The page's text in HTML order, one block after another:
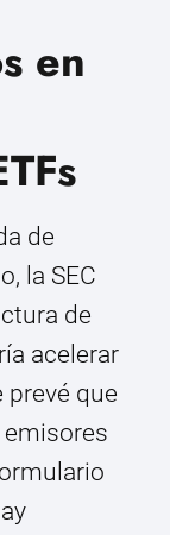
en
de
la SEC
de
acelerar
prevé que